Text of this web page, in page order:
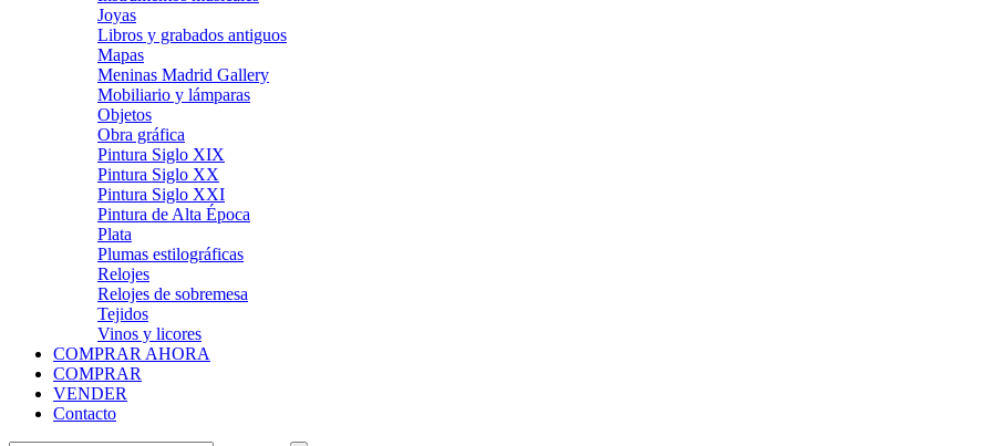
Joyas
Libros y grabados antiguos
Mapas
Meninas Madrid Gallery
Mobiliario y lámparas
Objetos
Obra gráfica
Pintura Siglo XIX
Pintura Siglo XX
Pintura Siglo XXI
Pintura de Alta Época
Plata
Plumas estilográficas
Relojes
Relojes de sobremesa
Tejidos
Vinos y licores
COMPRAR AHORA
COMPRAR
VENDER
Contacto